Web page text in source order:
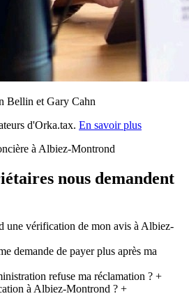
Bellin et Gary Cahn
d'Orka.tax. En savoir plus
à Albiez-Montrond
nous demandent
une vérification de mon avis à Albiez-
demande de payer plus après ma
refuse ma réclamation ?+
à Albiez-Montrond ?+